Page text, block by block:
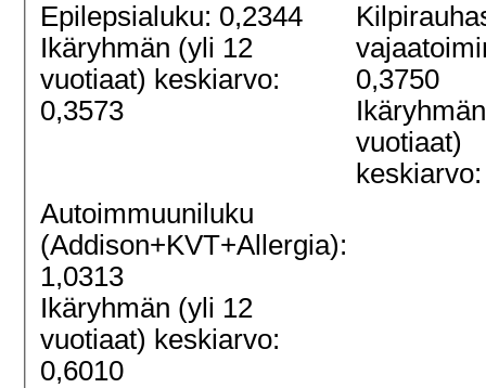
Epilepsialuku: 0,2344
Ikäryhmän (yli 12
vuotiaat) keskiarvo:
0,3573
0,3750
vuotiaat)
Autoimmuuniluku
(Addison+KVT+Allergia):
1,0313
Ikäryhmän (yli 12
vuotiaat) keskiarvo:
0,6010